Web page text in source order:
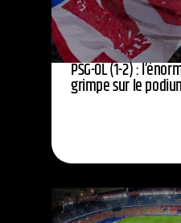
PSG-OL (1-2) :
grimpe sur le